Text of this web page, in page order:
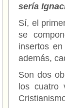
sería
Sí, el
se
insertos
además,
Son dos
los cuatro